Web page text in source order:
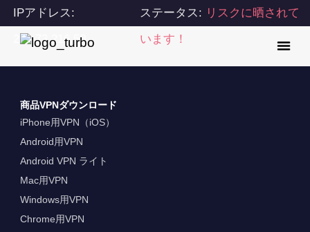
IPアドレス:
216.73.216.50
ステータス: リスクに晒されて
います！
商品VPNダウンロード
iPhone用VPN（iOS）
Android用VPN
Android VPN ライト
Mac用VPN
Windows用VPN
Chrome用VPN